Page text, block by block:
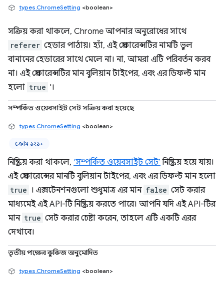
types.ChromeSetting <boolean>
সক্রিয় করা থাকলে, Chrome আপনার অনুরোধের সাথে
referer হেডার পাঠায়। হ্যাঁ, এই প্রেফারেন্সটির নামটি ভুল
বানানের হেডারের সাথে মেলে না। না, আমরা এটি পরিবর্তন করব
না। এই প্রেফারেন্সটির মান বুলিয়ান টাইপের, এবং এর ডিফল্ট মান
হলো true '।
সম্পর্কিত ওয়েবসাইট সেট সক্রিয় করা হয়েছে
types.ChromeSetting <boolean>
ক্রোম ১২১+
নিষ্ক্রিয় করা থাকলে, ‘সম্পর্কিত ওয়েবসাইট সেট’ নিষ্ক্রিয় হয়ে যায়।
এই প্রেফারেন্সের মানটি বুলিয়ান টাইপের, এবং এর ডিফল্ট মান হলো
true । এক্সটেনশনগুলো শুধুমাত্র এর মান false সেট করার
মাধ্যমেই এই API-টি নিষ্ক্রিয় করতে পারে। আপনি যদি এই API-টির
মান true সেট করার চেষ্টা করেন, তাহলে এটি একটি এরর
দেখাবে।
তৃতীয় পক্ষের কুকিজ অনুমোদিত
types.ChromeSetting <boolean>